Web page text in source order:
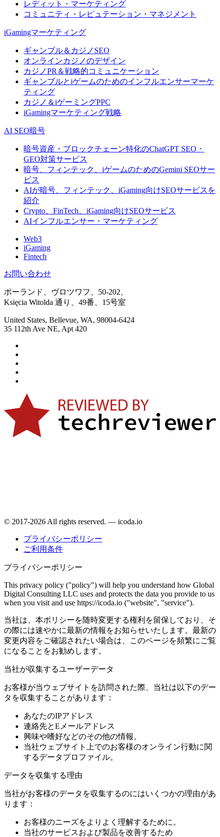
レディット・マーケティング
コミュニティ・レピュテーション・マネジメント
iGamingマーケティング
ギャンブル＆カジノSEO
オンラインカジノのデザイン
カジノPR＆戦略的コミュニケーション
ギャンブルとiゲームのためのインフルエンサーマーケ
ティング
カジノ＆iゲーミングPPC
iGamingマーケティング戦略
AI SEO暗号
暗号資産・ブロックチェーン特化のChatGPT SEO・
GEO対策サービス
暗号、フィンテック、iゲームのためのGemini SEOサー
ビス
AIが暗号、フィンテック、iGaming向けSEOサービスを
紹介
Crypto、FinTech、iGaming向けSEOサービス
AIインフルエンサー・マーケティング
Web3
iGaming
Fintech
お問い合わせ
ポーランド、ヴロツワフ、50-202、
Księcia Witolda 通り、49番、15号室
United States, Bellevue, WA, 98004-6424
35 112th Ave NE, Apt 420
© 2017-2026 All rights reserved. — icoda.io
プライバシーポリシー
ご利用条件
プライバシーポリシー
This privacy policy ("policy") will help you understand how Global
Digital Consulting LLC uses and protects the data you provide to us
when you visit and use https://icoda.io ("website", "service").
当社は、本ポリシーを随時変更する権利を留保しており、そ
の際には速やかに最新の情報をお知らせいたします。最新の
変更内容をご確認されたい場合は、このページを頻繁にご覧
になることをお勧めします。
当社が収集するユーザーデータ
お客様が当ウェブサイトを訪問された際、当社は以下のデー
タを収集することがあります：
あなたのIPアドレス
連絡先とEメールアドレス
興味や嗜好などのその他の情報。
当社ウェブサイト上でのお客様のオンライン行動に関
するデータプロファイル。
データを収集する理由
当社がお客様のデータを収集するのにはいくつかの理由があ
ります：
お客様のニーズをよりよく理解するために。
当社のサービスおよび製品を改善するため